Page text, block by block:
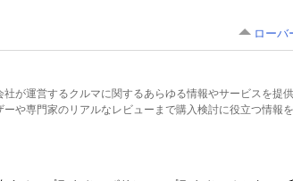
ローバ
が運営するクルマに関するあらゆる情報やサービスを提供
や専門家のリアルなレビューまで購入検討に役立つ情報を